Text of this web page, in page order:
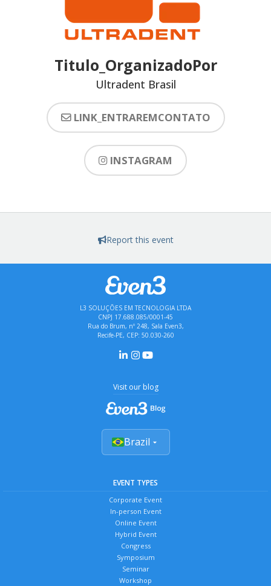
Titulo_OrganizadoPor
Ultradent Brasil
LINK_ENTRAREMCONTATO
INSTAGRAM
Report this event
L3 SOLUÇÕES EM TECNOLOGIA LTDA
CNPJ 17.688.085/0001-45
Rua do Brum, nº 248, Sala Even3,
Recife-PE, CEP: 50.030-260
Visit our blog
Brazil
EVENT TYPES
Corporate Event
In-person Event
Online Event
Hybrid Event
Congress
Symposium
Seminar
Workshop